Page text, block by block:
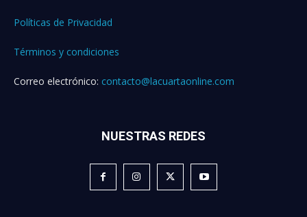
Políticas de Privacidad
Términos y condiciones
Correo electrónico: contacto@lacuartaonline.com
NUESTRAS REDES